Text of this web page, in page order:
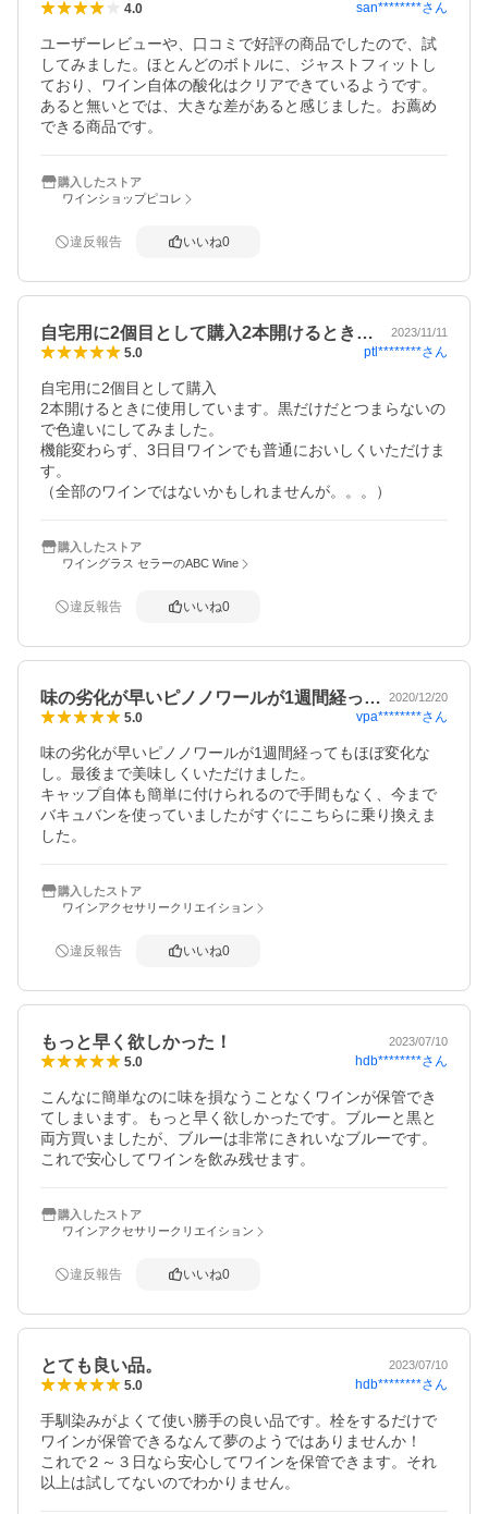
4.0 san********さん
ユーザーレビューや、口コミで好評の商品でしたので、試
してみました。ほとんどのボトルに、ジャストフィットし
ており、ワイン自体の酸化はクリアできているようです。
あると無いとでは、大きな差があると感じました。お薦め
できる商品です。
購入したストア
ワインショップピコレ
違反報告 いいね0
自宅用に2個目として購入2本開けるとき… 2023/11/11
5.0 ptl********さん
自宅用に2個目として購入
2本開けるときに使用しています。黒だけだとつまらないの
で色違いにしてみました。
機能変わらず、3日目ワインでも普通においしくいただけま
す。
（全部のワインではないかもしれませんが。。。）
購入したストア
ワイングラス セラーのABC Wine
違反報告 いいね0
味の劣化が早いピノノワールが1週間経っ… 2020/12/20
5.0 vpa********さん
味の劣化が早いピノノワールが1週間経ってもほぼ変化な
し。最後まで美味しくいただけました。
キャップ自体も簡単に付けられるので手間もなく、今まで
バキュバンを使っていましたがすぐにこちらに乗り換えま
した。
購入したストア
ワインアクセサリークリエイション
違反報告 いいね0
もっと早く欲しかった！ 2023/07/10
5.0 hdb********さん
こんなに簡単なのに味を損なうことなくワインが保管でき
てしまいます。もっと早く欲しかったです。ブルーと黒と
両方買いましたが、ブルーは非常にきれいなブルーです。
これで安心してワインを飲み残せます。
購入したストア
ワインアクセサリークリエイション
違反報告 いいね0
とても良い品。 2023/07/10
5.0 hdb********さん
手馴染みがよくて使い勝手の良い品です。栓をするだけで
ワインが保管できるなんて夢のようではありませんか！
これで２～３日なら安心してワインを保管できます。それ
以上は試してないのでわかりません。